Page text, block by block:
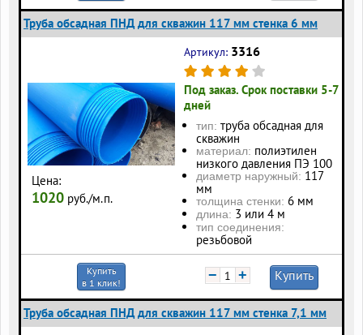
Труба обсадная ПНД для скважин 117 мм стенка 6 мм
Цена:
1020 руб./м.п.
Артикул: 3316
Под заказ. Срок поставки 5-7
дней
тип: труба обсадная для
скважин
материал: полиэтилен
низкого давления ПЭ 100
диаметр наружный: 117
мм
толщина стенки: 6 мм
длина: 3 или 4 м
тип соединения:
резьбовой
Купить
в 1 клик!
− + Купить
Труба обсадная ПНД для скважин 117 мм стенка 7,1 мм